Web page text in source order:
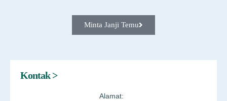
Minta Janji Temu
Kontak >
Alamat: